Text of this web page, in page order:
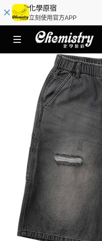
化學原宿
立刻使用官方APP